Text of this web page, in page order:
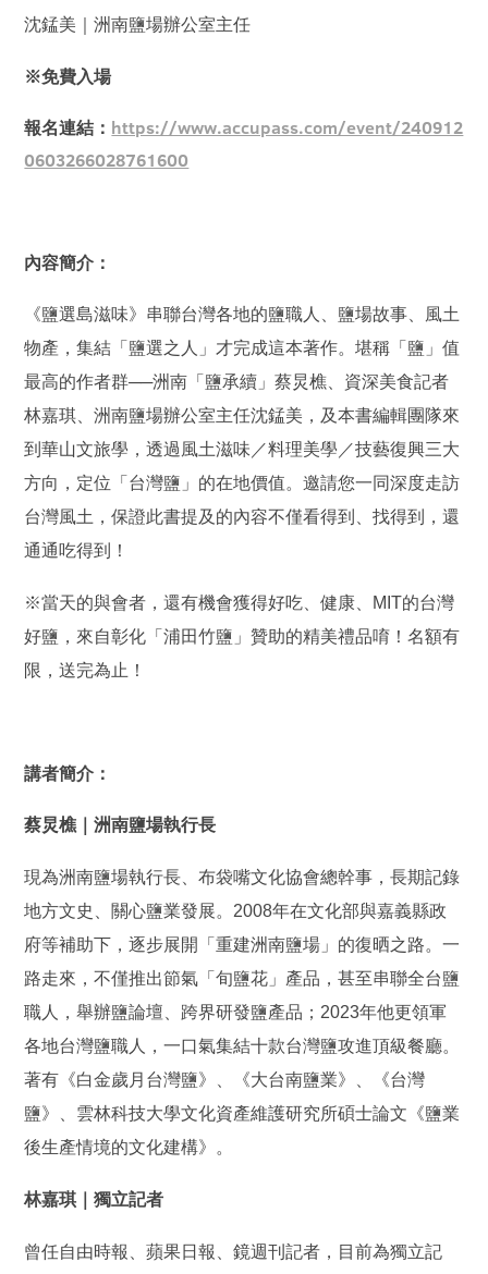
沈錳美｜洲南鹽場辦公室主任
※免費入場
報名連結： https://www.accupass.com/event/240912
0603266028761600
內容簡介：
《鹽選島滋味》串聯台灣各地的鹽職人、鹽場故事、風土
物產，集結「鹽選之人」才完成這本著作。堪稱「鹽」值
最高的作者群──洲南「鹽承續」蔡炅樵、資深美食記者
林嘉琪、洲南鹽場辦公室主任沈錳美，及本書編輯團隊來
到華山文旅學，透過風土滋味／料理美學／技藝復興三大
方向，定位「台灣鹽」的在地價值。邀請您一同深度走訪
台灣風土，保證此書提及的內容不僅看得到、找得到，還
通通吃得到！
※當天的與會者，還有機會獲得好吃、健康、MIT的台灣
好鹽，來自彰化「浦田竹鹽」贊助的精美禮品唷！名額有
限，送完為止！
講者簡介：
蔡炅樵｜洲南鹽場執行長
現為洲南鹽場執行長、布袋嘴文化協會總幹事，長期記錄
地方文史、關心鹽業發展。2008年在文化部與嘉義縣政
府等補助下，逐步展開「重建洲南鹽場」的復晒之路。一
路走來，不僅推出節氣「旬鹽花」產品，甚至串聯全台鹽
職人，舉辦鹽論壇、跨界研發鹽產品；2023年他更領軍
各地台灣鹽職人，一口氣集結十款台灣鹽攻進頂級餐廳。
著有《白金歲月台灣鹽》、《大台南鹽業》、《台灣
鹽》、雲林科技大學文化資產維護研究所碩士論文《鹽業
後生產情境的文化建構》。
林嘉琪｜獨立記者
曾任自由時報、蘋果日報、鏡週刊記者，目前為獨立記